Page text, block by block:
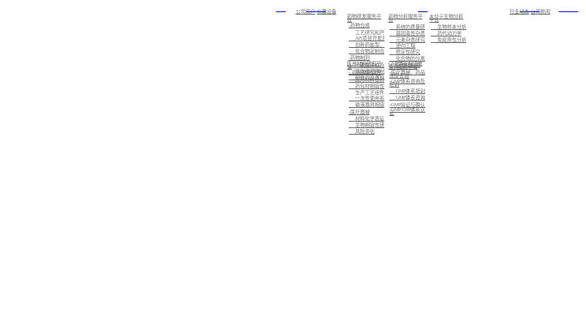
关于我们
公司简介 仪器设备
药物研发服务平
台
-药物合成
工艺研究和开发
API项目开发及注册备案
创新药盐型、晶型筛选及CMC业务
化合物定制合成
-药物制剂
一致性评价及仿制药的制剂开发
高端缓控释制剂开发
创新药及改良型新药的制剂开发
药物分析服务平
台
系统的质量研究
基因毒性杂质研究
元素杂质研究
逆向工程
稳定性研究
化合物的分离制备，已知化合物的结构确证，未知化合物的结构解析与鉴定
标准化检测
大分子生物分析
平台
生物样本分析
药代动力学
免疫原性分析
医用材料研究平
台
- 药包材相容性
医用材料密封性研究
药包材相容性研究
生产工艺组件相容性研究
一次性使用系统相容性研究
输液器具相容性研究
-医疗器械
材料化学表征
生物相容性研究
风险评估
GMP体系和注册
咨询服务平台
-医疗器械、药品
注册咨询
-GMP体系咨询及
培训
GMP体系培训
GMP体系咨询
-GMP验证与确认
-GMP/GSP体系认
证
新闻中心
行业动态 公司新闻